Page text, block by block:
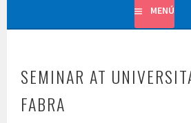
MENÚ
SEMINAR AT
FABRA